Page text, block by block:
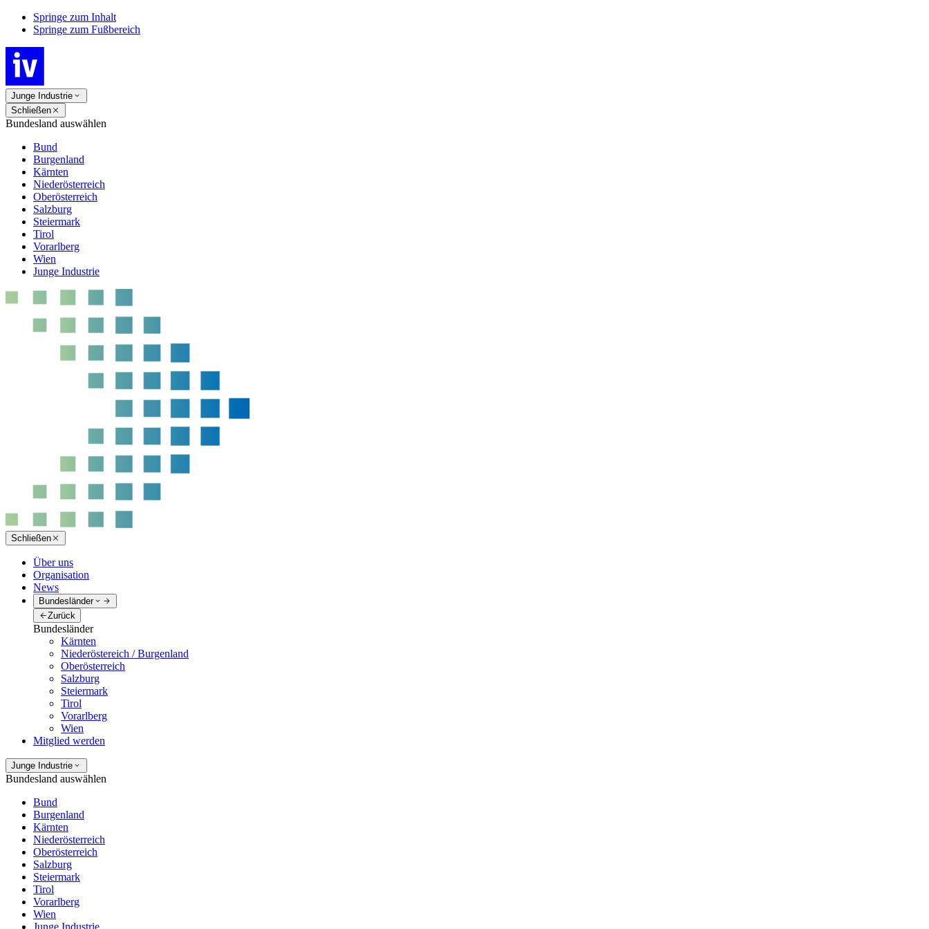
Springe zum Inhalt
Springe zum Fußbereich
Junge Industrie
Schließen
Bundesland auswählen
Bund
Burgenland
Kärnten
Niederösterreich
Oberösterreich
Salzburg
Steiermark
Tirol
Vorarlberg
Wien
Junge Industrie
Schließen
Über uns
Organisation
News
Bundesländer
Zurück
Bundesländer
Kärnten
Niederöstereich / Burgenland
Oberösterreich
Salzburg
Steiermark
Tirol
Vorarlberg
Wien
Mitglied werden
Junge Industrie
Bundesland auswählen
Bund
Burgenland
Kärnten
Niederösterreich
Oberösterreich
Salzburg
Steiermark
Tirol
Vorarlberg
Wien
Junge Industrie